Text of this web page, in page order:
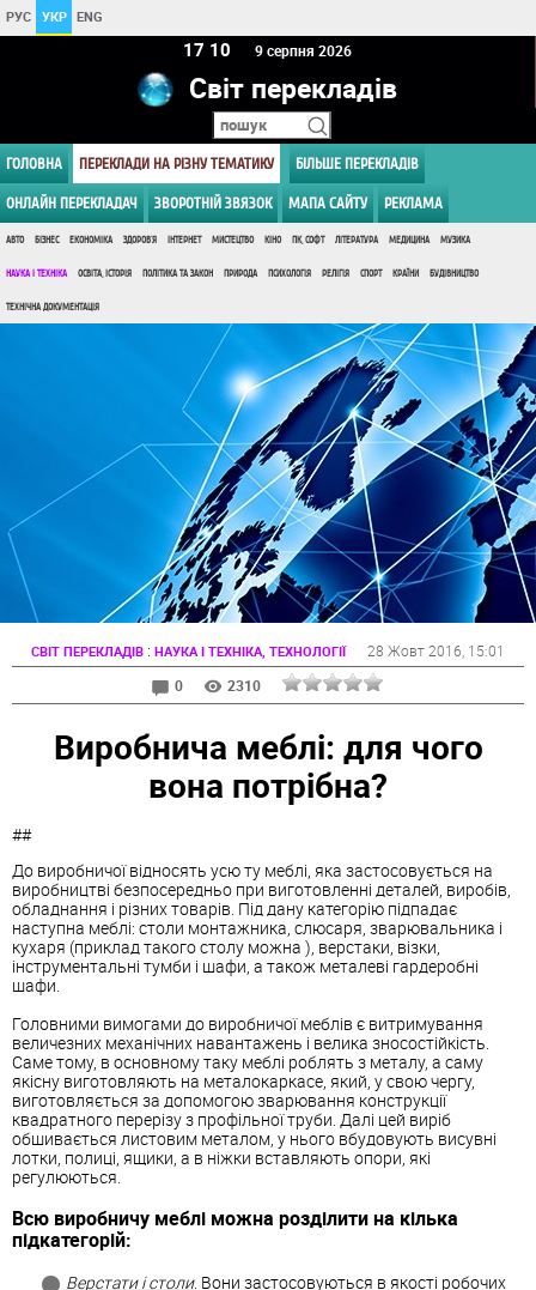
РУС УКР ENG
17 10 9 серпня 2026
Світ перекладів
ГОЛОВНА ПЕРЕКЛАДИ НА РІЗНУ ТЕМАТИКУ БІЛЬШЕ ПЕРЕКЛАДІВ
ОНЛАЙН ПЕРЕКЛАДАЧ ЗВОРОТНІЙ ЗВЯЗОК МАПА САЙТУ РЕКЛАМА
АВТО БІЗНЕС ЕКОНОМІКА ЗДОРОВ'Я ІНТЕРНЕТ МИСТЕЦТВО КІНО ПК, СОФТ ЛІТЕРАТУРА МЕДИЦИНА МУЗИКА
НАУКА І ТЕХНІКА ОСВІТА, ІСТОРІЯ ПОЛІТИКА ТА ЗАКОН ПРИРОДА ПСИХОЛОГІЯ РЕЛІГІЯ СПОРТ КРАЇНИ БУДІВНИЦТВО
ТЕХНІЧНА ДОКУМЕНТАЦІЯ
СВІТ ПЕРЕКЛАДІВ : НАУКА І ТЕХНІКА, ТЕХНОЛОГІЇ 28 Жовт 2016 , 15:01
0
2310
Виробнича меблі: для чого
вона потрібна?
##
До виробничої відносять усю ту меблі, яка застосовується на
виробництві безпосередньо при виготовленні деталей, виробів,
обладнання і різних товарів. Під дану категорію підпадає
наступна меблі: столи монтажника, слюсаря, зварювальника і
кухаря (приклад такого столу можна ), верстаки, візки,
інструментальні тумби і шафи, а також металеві гардеробні
шафи.
Головними вимогами до виробничої меблів є витримування
величезних механічних навантажень і велика зносостійкість.
Саме тому, в основному таку меблі роблять з металу, а саму
якісну виготовляють на металокаркасе, який, у свою чергу,
виготовляється за допомогою зварювання конструкції
квадратного перерізу з профільної труби. Далі цей виріб
обшивається листовим металом, у нього вбудовують висувні
лотки, полиці, ящики, а в ніжки вставляють опори, які
регулюються.
Всю виробничу меблі можна розділити на кілька
підкатегорій:
Верстати і столи. Вони застосовуються в якості робочих